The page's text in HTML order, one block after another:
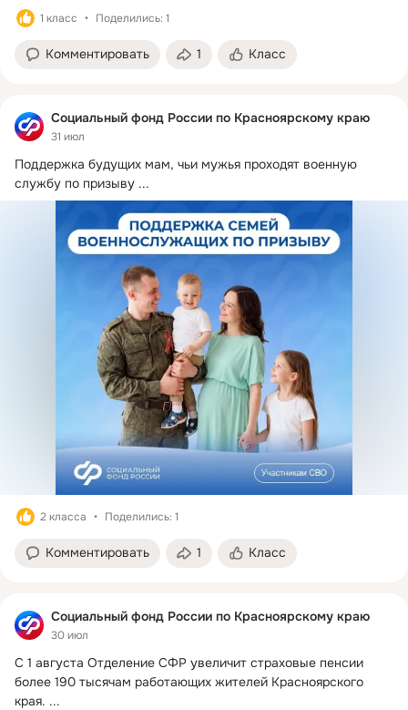
1 класс Поделились: 1
Комментировать 1 Класс
Социальный фонд России по Красноярскому краю
31 июл
Поддержка будущих мам, чьи мужья проходят военную
службу по призыву ...
2 класса Поделились: 1
Комментировать 1 Класс
Социальный фонд России по Красноярскому краю
30 июл
С 1 августа Отделение СФР увеличит страховые пенсии
более 190 тысячам работающих жителей Красноярского
края. ...